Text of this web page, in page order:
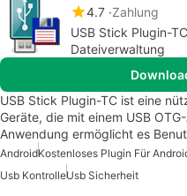
4.7 Zahlung
USB Stick Plugin-
Dateiverwaltung
USB Stick Plugin-TC ist eine
Geräte, die mit einem USB
Anwendung ermöglicht es
AndroidKostenloses Plugin Für
Usb KontrolleUsb Sicherheit